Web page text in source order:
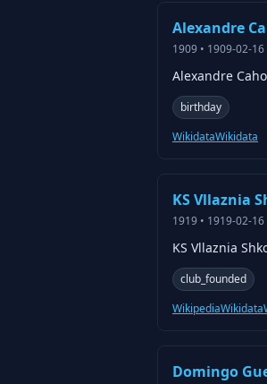
Alexandre
1909 • 1909-02-16
Alexandre
birthday
WikidataWikidata
KS Vllaznia
1919 • 1919-02-16
KS Vllaznia
club_founded
WikipediaWikidata
Domingo